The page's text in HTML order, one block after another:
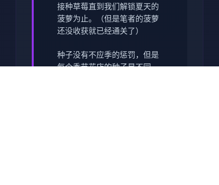
接种草莓直到我们解锁夏天的
菠萝为止。（但是笔者的菠萝
还没收获就已经通关了）
种子没有不应季的惩罚，但是
每个季节花店的种子是不同